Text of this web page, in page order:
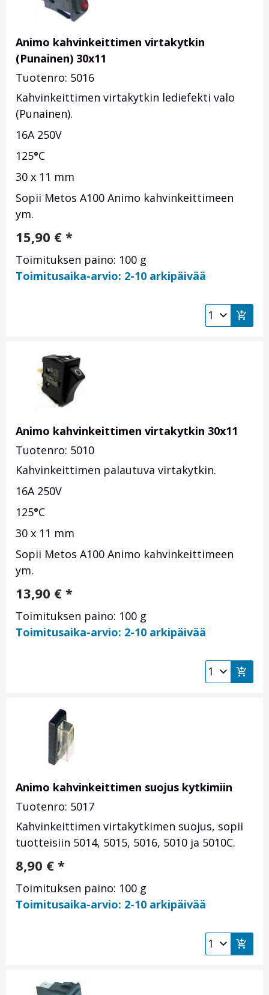
Animo kahvinkeittimen virtakytkin
(Punainen) 30x11
Tuotenro: 5016
Kahvinkeittimen virtakytkin lediefekti valo
(Punainen).
16A 250V
125°C
30 x 11 mm
Sopii Metos A100 Animo kahvinkeittimeen
ym.
15,90 € *
Toimituksen paino: 100 g
Toimitusaika-arvio: 2-10 arkipäivää
Animo kahvinkeittimen virtakytkin 30x11
Tuotenro: 5010
Kahvinkeittimen palautuva virtakytkin.
16A 250V
125°C
30 x 11 mm
Sopii Metos A100 Animo kahvinkeittimeen
ym.
13,90 € *
Toimituksen paino: 100 g
Toimitusaika-arvio: 2-10 arkipäivää
Animo kahvinkeittimen suojus kytkimiin
Tuotenro: 5017
Kahvinkeittimen virtakytkimen suojus, sopii
tuotteisiin 5014, 5015, 5016, 5010 ja 5010C.
8,90 € *
Toimituksen paino: 100 g
Toimitusaika-arvio: 2-10 arkipäivää